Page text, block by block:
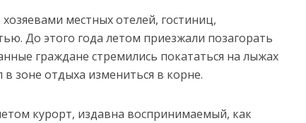
местных отелей, гостиниц,
До этого года летом приезжали позагорать
граждане стремились покататься на лыжах
зоне отдыха измениться в корне.
курорт, издавна воспринимаемый, как